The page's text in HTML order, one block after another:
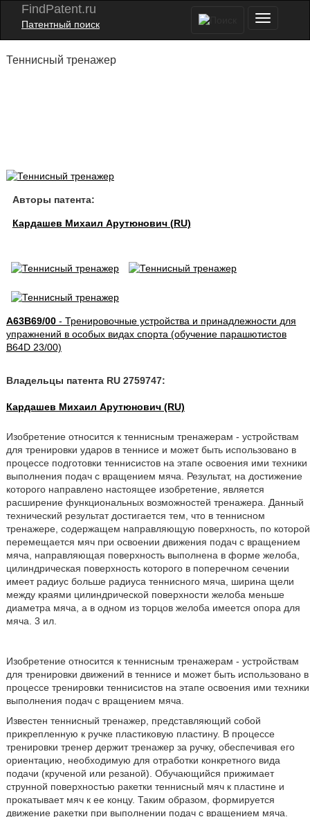
FindPatent.ru
Патентный поиск
Теннисный тренажер
Авторы патента:
Кардашев Михаил Арутюнович (RU)
A63B69/00- Тренировочные устройства и принадлежности для
упражнений в особых видах спорта (обучение парашютистов
B64D 23/00)
Владельцы патента RU 2759747:
Кардашев Михаил Арутюнович (RU)
Изобретение относится к теннисным тренажерам - устройствам
для тренировки ударов в теннисе и может быть использовано в
процессе подготовки теннисистов на этапе освоения ими техники
выполнения подач с вращением мяча. Результат, на достижение
которого направлено настоящее изобретение, является
расширение функциональных возможностей тренажера. Данный
технический результат достигается тем, что в теннисном
тренажере, содержащем направляющую поверхность, по которой
перемещается мяч при освоении движения подач с вращением
мяча, направляющая поверхность выполнена в форме желоба,
цилиндрическая поверхность которого в поперечном сечении
имеет радиус больше радиуса теннисного мяча, ширина щели
между краями цилиндрической поверхности желоба меньше
диаметра мяча, а в одном из торцов желоба имеется опора для
мяча. 3 ил.
Изобретение относится к теннисным тренажерам - устройствам
для тренировки движений в теннисе и может быть использовано в
процессе тренировки теннисистов на этапе освоения ими техники
выполнения подач с вращением мяча.
Известен теннисный тренажер, представляющий собой
прикрепленную к ручке пластиковую пластину. В процессе
тренировки тренер держит тренажер за ручку, обеспечивая его
ориентацию, необходимую для отработки конкретного вида
подачи (крученой или резаной). Обучающийся прижимает
струнной поверхностью ракетки теннисный мяч к пластине и
прокатывает мяч к ее концу. Таким образом, формируется
движение ракетки при выполнении подач с вращением мяча.